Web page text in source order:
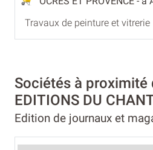
Travaux de peinture et vitrerie
Sociétés à proximité
EDITIONS DU
Edition de journaux et